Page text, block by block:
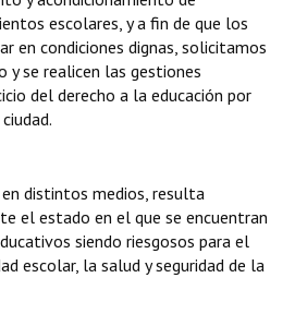
escolares, y a fin de que los
en condiciones dignas, solicitamos
y se realicen las gestiones
del derecho a la educación por
distintos medios, resulta
el estado en el que se encuentran
siendo riesgosos para el
escolar, la salud y seguridad de la